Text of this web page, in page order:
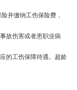
并缴纳工伤保险费，
故伤害或者患职业病
的工伤保障待遇。超龄